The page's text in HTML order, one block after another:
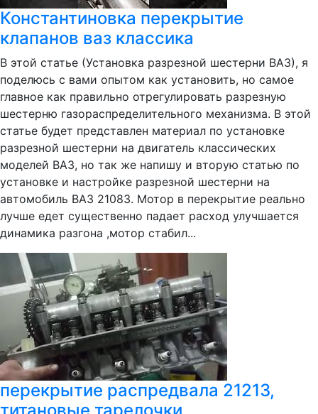
Константиновка перекрытие
клапанов ваз классика
В этой статье (Установка разрезной шестерни ВАЗ), я
поделюсь с вами опытом как установить, но самое
главное как правильно отрегулировать разрезную
шестерню газораспределительного механизма. В этой
статье будет представлен материал по установке
разрезной шестерни на двигатель классических
моделей ВАЗ, но так же напишу и вторую статью по
установке и настройке разрезной шестерни на
автомобиль ВАЗ 21083. Мотор в перекрытие реально
лучше едет существенно падает расход улучшается
динамика разгона ,мотор стабил...
перекрытие распредвала 21213,